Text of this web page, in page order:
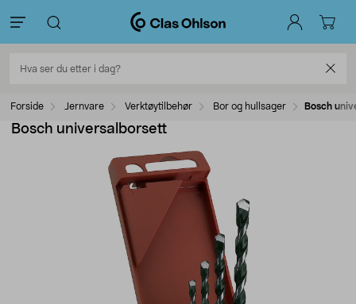
Forside Jernvare Verktøytilbehør Bor og hullsager Bosch
Bosch universalborsett